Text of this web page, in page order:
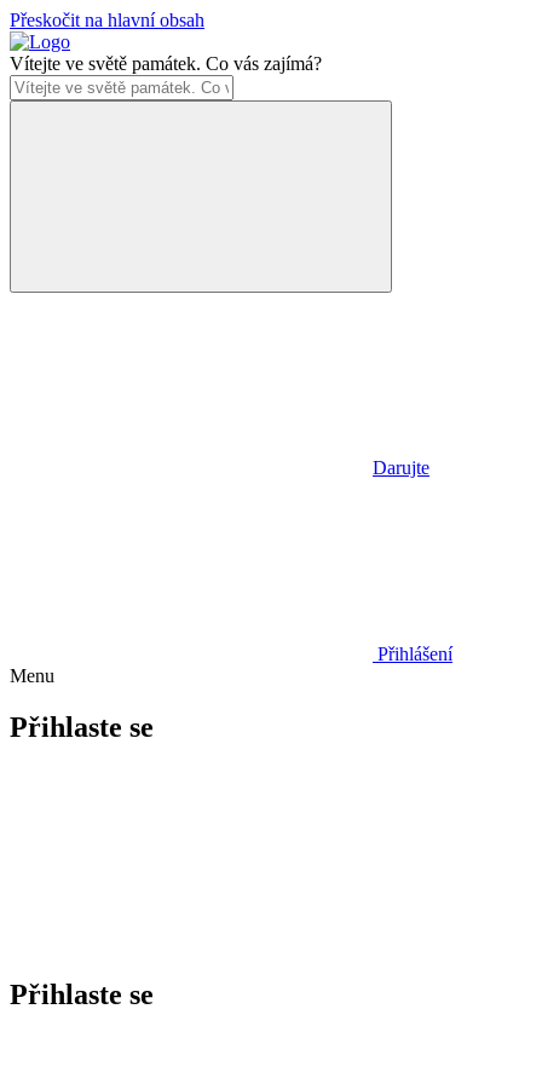
Přeskočit na hlavní obsah
Vítejte ve světě památek. Co vás zajímá?
Darujte
Přihlášení
Menu
Přihlaste se
Přihlaste se